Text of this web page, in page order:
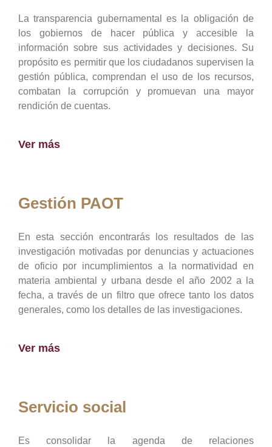
La transparencia gubernamental es la obligación de
los gobiernos de hacer pública y accesible la
información sobre sus actividades y decisiones. Su
propósito es permitir que los ciudadanos supervisen la
gestión pública, comprendan el uso de los recursos,
combatan la corrupción y promuevan una mayor
rendición de cuentas.
Ver más
Gestión PAOT
En esta sección encontrarás los resultados de las
investigación motivadas por denuncias y actuaciones
de oficio por incumplimientos a la normatividad en
materia ambiental y urbana desde el año 2002 a la
fecha, a través de un filtro que ofrece tanto los datos
generales, como los detalles de las investigaciones.
Ver más
Servicio social
Es consolidar la agenda de relaciones